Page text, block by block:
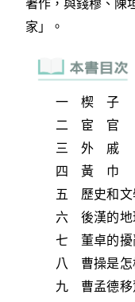
一 楔 子
二 宦 官
三 外 戚
四 黃 巾
五 歷史和文
六 後漢的地
七 董卓的擾
八 曹操是怎
九 曹孟德移